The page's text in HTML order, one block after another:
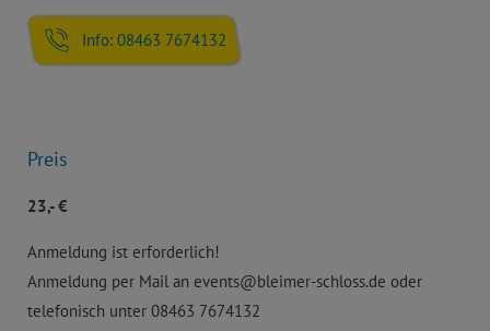
Info: 08463 7674132
Preis
23,- €
Anmeldung ist erforderlich!
Anmeldung per Mail an events@bleimer-schloss.de oder
telefonisch unter 08463 7674132